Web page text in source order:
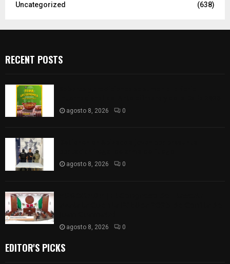
Uncategorized
(638)
RECENT POSTS
agosto 8, 2026 0
agosto 8, 2026 0
agosto 8, 2026 0
EDITOR'S PICKS